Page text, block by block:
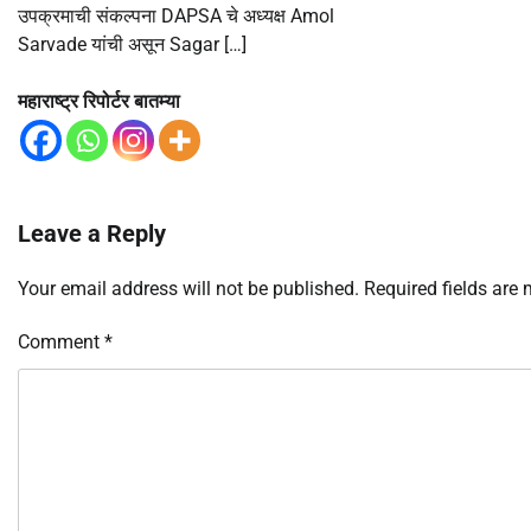
उपक्रमाची संकल्पना DAPSA चे अध्यक्ष Amol
Sarvade यांची असून Sagar […]
महाराष्ट्र रिपोर्टर बातम्या
Leave a Reply
Your email address will not be published. Required fields are
Comment *